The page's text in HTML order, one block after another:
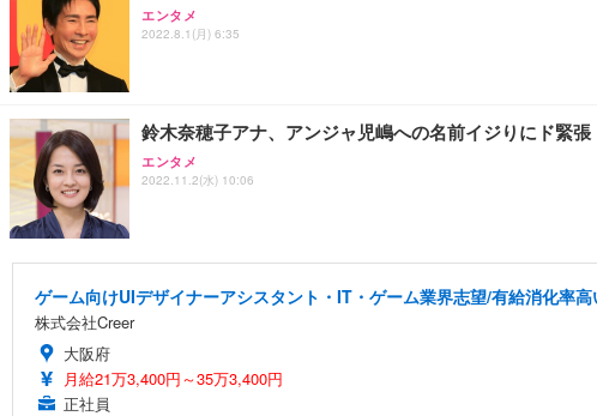
エンタメ
2022.8.1(月) 6:35
鈴木奈穂子アナ、アンジャ児嶋への名前イジりにド緊張
エンタメ
2022.11.2(水) 10:06
ゲーム向けUIデザイナーアシスタント・IT・ゲーム業界志望/有給消化率
株式会社Creer
大阪府
月給21万3,400円～35万3,400円
正社員